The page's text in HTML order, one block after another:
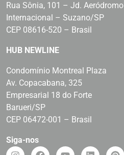
Rua Sônia, 101 – Jd. Aeródromo
Internacional – Suzano/SP
CEP 08616-520 – Brasil
HUB NEWLINE
Condomínio Montreal Plaza
Av. Copacabana, 325
Empresarial 18 do Forte
Barueri/SP
CEP 06472-001 – Brasil
Siga-nos